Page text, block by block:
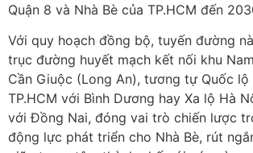
Quận 8 và Nhà Bè của TP.HCM đến
Với quy hoạch đồng bộ, tuyến đường
trục đường huyết mạch kết nối khu
Cần Giuộc (Long An), tương tự Quốc lộ
TP.HCM với Bình Dương hay Xa lộ Hà
với Đồng Nai, đóng vai trò chiến lược
động lực phát triển cho Nhà Bè, rút